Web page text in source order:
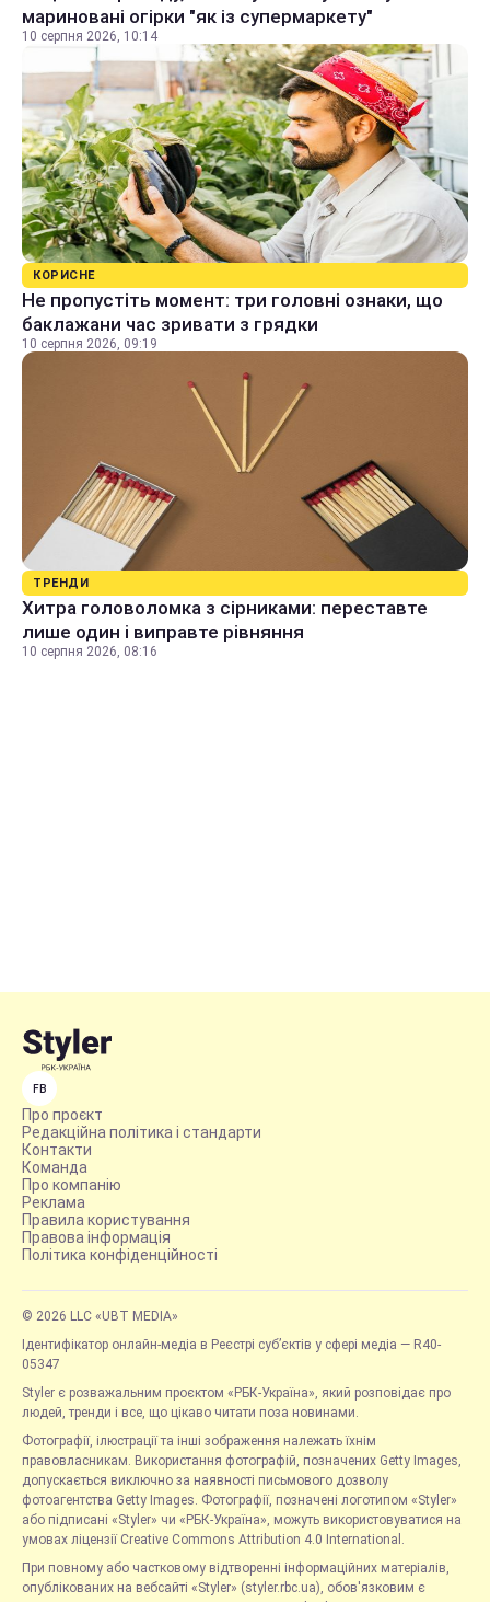
мариновані огірки "як із супермаркету"
10 серпня 2026, 10:14
КОРИСНЕ
Не пропустіть момент: три головні ознаки, що
баклажани час зривати з грядки
10 серпня 2026, 09:19
ТРЕНДИ
Хитра головоломка з сірниками: переставте
лише один і виправте рівняння
10 серпня 2026, 08:16
FB
Про проєкт
Редакційна політика і стандарти
Контакти
Команда
Про компанію
Реклама
Правила користування
Правова інформація
Політика конфіденційності
© 2026 LLC «UBT MEDIA»
Ідентифікатор онлайн-медіа в Реєстрі суб’єктів у сфері медіа — R40-
05347
Styler є розважальним проєктом «РБК-Україна», який розповідає про
людей, тренди і все, що цікаво читати поза новинами.
Фотографії, ілюстрації та інші зображення належать їхнім
правовласникам. Використання фотографій, позначених Getty Images,
допускається виключно за наявності письмового дозволу
фотоагентства Getty Images. Фотографії, позначені логотипом «Styler»
або підписані «Styler» чи «РБК-Україна», можуть використовуватися на
умовах ліцензії Creative Commons Attribution 4.0 International.
При повному або частковому відтворенні інформаційних матеріалів,
опублікованих на вебсайті «Styler» (styler.rbc.ua), обов'язковим є